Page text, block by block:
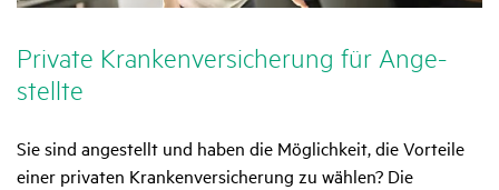
Private Kran­ken­ver­si­che­rung für Ange­
stellte
Sie sind angestellt und haben die Möglichkeit, die Vorteile
einer privaten Krankenversicherung zu wählen? Die